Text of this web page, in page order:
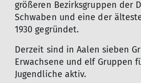
größeren Bezirksgruppen der
Schwaben und eine der
1930 gegründet.
Derzeit sind in Aalen sieben
Erwachsene und elf Gruppen
Jugendliche aktiv.
© KSK Ostalb